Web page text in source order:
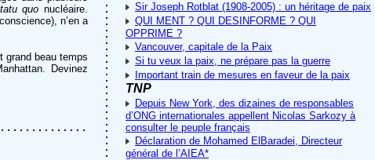
quo nucléaire.
n’en a
grand beau temps
Devinez
Sir Joseph Rotblat (1908-2005) : un héritage de paix
QUI MENT ? QUI DESINFORME ? QUI
OPPRIME ?
Vancouver, capitale de la Paix
Si tu veux la paix, ne prépare pas la guerre
Important train de mesures en faveur de la paix
TNP
Depuis New York, des dizaines de responsables
d’ONG internationales appellent Nicolas Sarkozy à
consulter le peuple français
Déclaration de Mohamed ElBaradei, Directeur
général de l’AIEA*